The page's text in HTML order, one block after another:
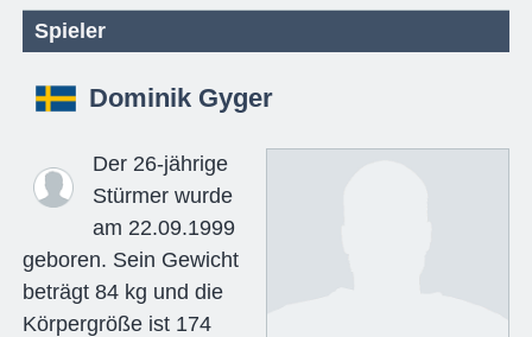
Spieler
Dominik Gyger
Der 26-jährige
Stürmer wurde
am 22.09.1999
geboren. Sein Gewicht
beträgt 84 kg und die
Körpergröße ist 174